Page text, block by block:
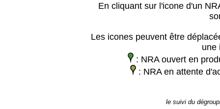
En cliquant sur l'icone d'un
Les icones peuvent être
une
: NRA ouvert en
: NRA en attente
le suivi du